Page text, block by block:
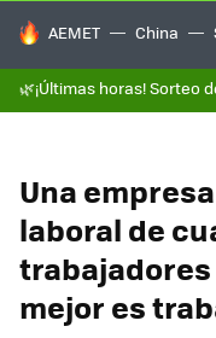
HOY SE HABLA DE
AEMET China
🌿¡Últimas horas! Sorteo
Una
laboral de
mejor es